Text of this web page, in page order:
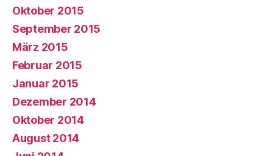
Oktober 2015
September 2015
März 2015
Februar 2015
Januar 2015
Dezember 2014
Oktober 2014
August 2014